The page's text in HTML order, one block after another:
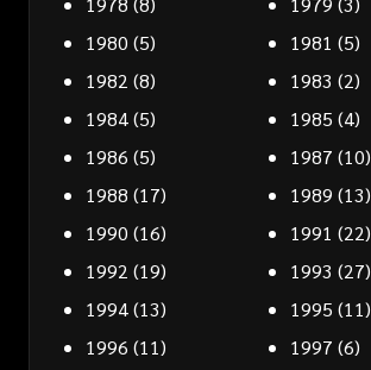
1980 (5) 1981 (5)
1982 (8) 1983 (2)
1984(5) 1985 (4)
1986 (5) 1987 (10)
1988 (17) 1989 (13)
1990 (16) 1991 (22)
1992 (19) 1993 (27)
1994(13) 1995 (11)
1996 (11) 1997 (6)